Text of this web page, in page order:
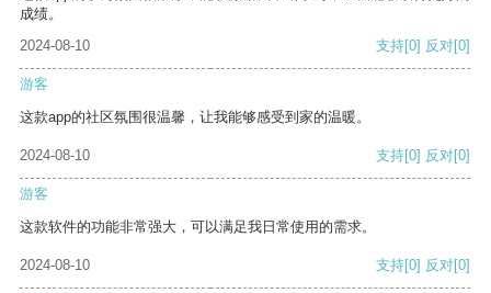
成绩。
2024-08-10
支持[0] 反对[0]
游客
这款app的社区氛围很温馨，让我能够感受到家的温暖。
2024-08-10 支持[0] 反对[0]
游客
这款软件的功能非常强大，可以满足我日常使用的需求。
2024-08-10 支持[0] 反对[0]